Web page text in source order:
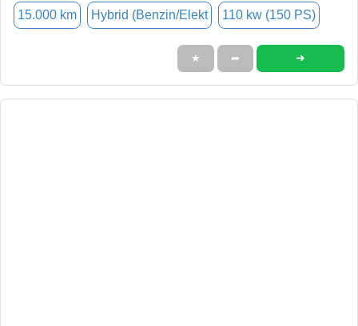
15.000 km Hybrid (Benzin/Elekt 110 kw (150 PS)
★ ➦ ➜